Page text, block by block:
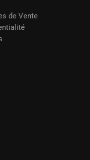
de Vente